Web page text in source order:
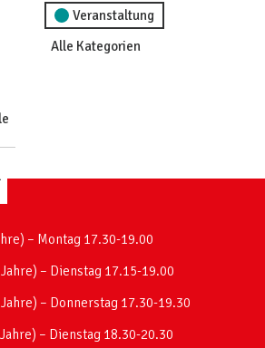
Veranstaltung
Alle Kategorien
– Montag 17.30-19.00
– Dienstag 17.15-19.00
– Donnerstag 17.30-19.30
– Dienstag 18.30-20.30